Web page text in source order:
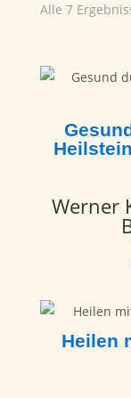
Alle 7
Werner
Heilen